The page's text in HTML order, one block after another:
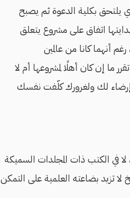
يلتحق بكلية الدعوة ثم يصبح
اتفاق على مشروع يتعلق
أنهما كانا من عالمين
ما إن كان أهلًا لمشروعها أم لا
لك ولغرورك كلّفت نفسك
في الكتب ذات المجلدات السميكة
تزيد بضاعته العلمية على التمكن